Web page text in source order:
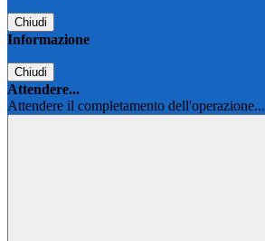
Chiudi
Informazione
Chiudi
Attendere...
Attendere il completamento dell'operazione...